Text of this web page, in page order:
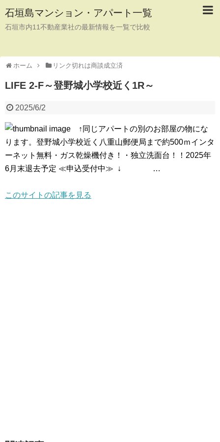
石垣島マンション・アパート一覧
石垣市内11不動産業社の最新情報を一覧で比較
ホーム リンク切れは商談成立済
LIFE 2-F～登野城小学校近く1R～
2025/6/2
↑同じアパートの別のお部屋の物にな
ります。登野城小学校近く八重山郵便局まで約500ｍインタ
ーネット無料・ガス乾燥機付き！・独立洗面台！！2025年
6月末退去予定 ≪申込受付中≫ ↓ …
このサイトの記事を見る